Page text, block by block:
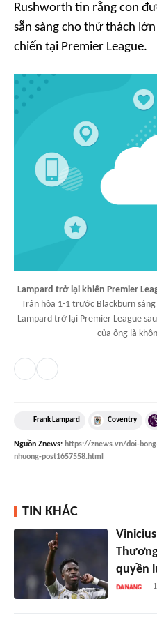
Rushworth tin rằng con
sẵn sàng cho thử thách
chiến tại Premier League.
Lampard trở lại khiến Premier
Trận hòa 1-1 trước Blackburn
Lampard trở lại Premier League
của ông là
Frank Lampard Coventry
Nguồn Znews: https://znews.vn/doi-
nhuong-post1657558.html
TIN KHÁC
quyền